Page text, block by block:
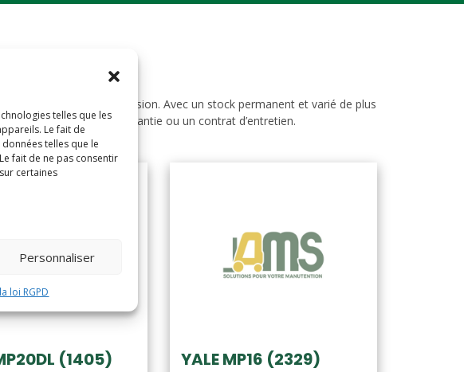
telles que les
Le fait de
telles que le
fait de ne pas consentir
certaines
Personnaliser
loi RGPD
de manutention d’occasion. Avec un stock permanent et varié de plus
à partir avec une garantie ou un contrat d’entretien.
(1405) YALE MP16 (2329)